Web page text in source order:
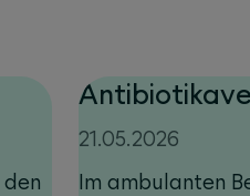
21.05.2026
Im ambulanten